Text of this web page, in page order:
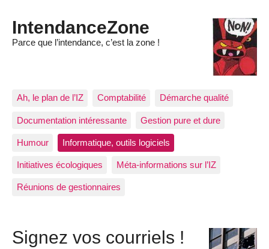
IntendanceZone
Parce que l’intendance, c’est la zone !
Ah, le plan de l’IZ Comptabilité Démarche qualité
Documentation intéressante Gestion pure et dure
Humour Informatique, outils logiciels
Initiatives écologiques Méta-informations sur l’IZ
Réunions de gestionnaires
Signez vos courriels !